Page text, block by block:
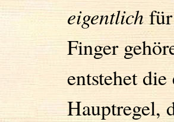
eigentlichfür
Finger
entstehet die
Hauptregel,